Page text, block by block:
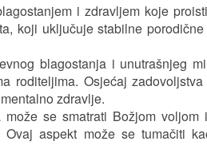
i zdravljem koje
koji uključuje stabilne
blagostanja i unutrašnjeg
roditeljima. Osjećaj
zdravlje.
se smatrati Božjom voljom
aspekt može se tumačiti